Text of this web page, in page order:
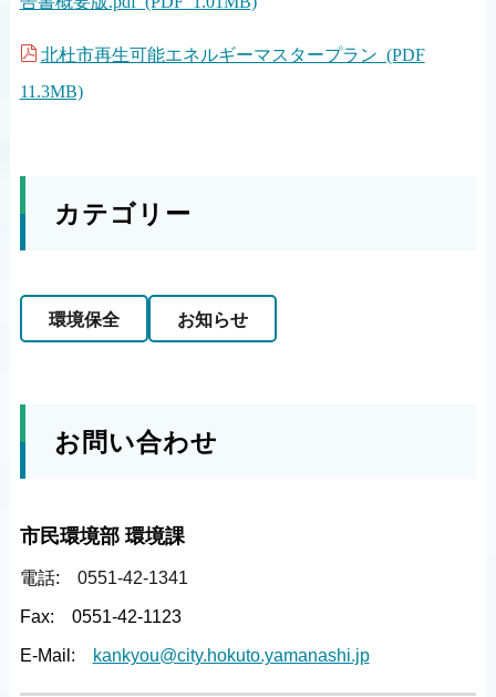
北杜市再生可能エネルギーマスタープラン (PDF
11.3MB)
カテゴリー
環境保全 お知らせ
お問い合わせ
市民環境部 環境課
電話: 0551-42-1341
Fax: 0551-42-1123
E-Mail: kankyou@city.hokuto.yamanashi.jp